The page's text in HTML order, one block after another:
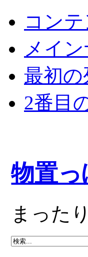
コン
メイ
最初
2番目
物置
まった